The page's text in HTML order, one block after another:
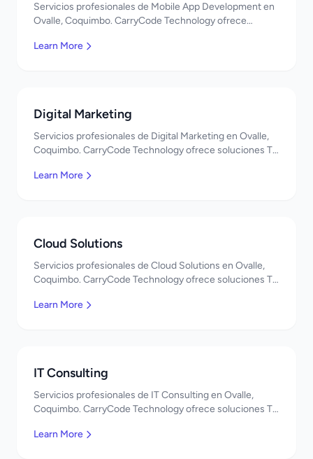
Servicios profesionales de Mobile App Development en
Ovalle, Coquimbo. CarryCode Technology ofrece
Learn More
Digital Marketing
Servicios profesionales de Digital Marketing en Ovalle,
Coquimbo. CarryCode Technology ofrece soluciones TI
Learn More
Cloud Solutions
Servicios profesionales de Cloud Solutions en Ovalle,
Coquimbo. CarryCode Technology ofrece soluciones TI
Learn More
IT Consulting
Servicios profesionales de IT Consulting en Ovalle,
Coquimbo. CarryCode Technology ofrece soluciones TI
Learn More